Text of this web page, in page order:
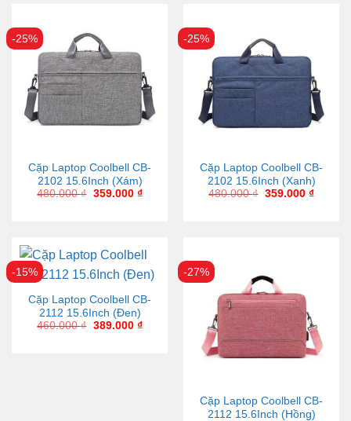
-25%
Cặp Laptop Coolbell CB-
2102 15.6Inch (Xám)
480.000₫ 359.000 ₫
-25%
Cặp Laptop Coolbell CB-
2102 15.6Inch (Xanh)
480.000₫ 359.000 ₫
-15%
Cặp Laptop Coolbell CB-
2112 15.6Inch (Đen)
460.000₫ 389.000 ₫
-27%
Cặp Laptop Coolbell CB-
2112 15.6Inch (Hồng)